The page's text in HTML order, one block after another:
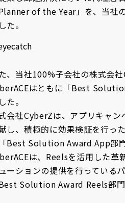
of the Year」を、当社
た。
、当社100%子会社の株式会
はともに「Best
た。
会社CyberZは、アプリキャン
し、積極的に効果検証を行っ
Best Solution Award App部
は、Reelsを活用した革
ーションの提供を行っている
Solution Award Reels部門